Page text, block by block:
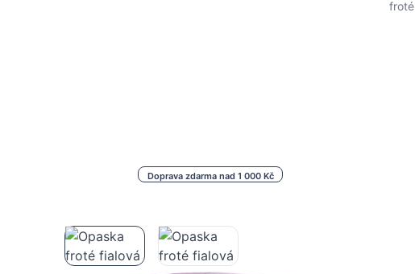
Doprava zdarma nad 1 000 Kč
froté